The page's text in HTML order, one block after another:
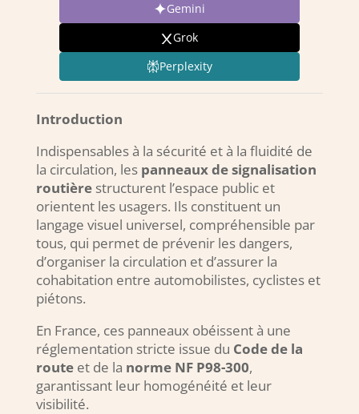
Gemini
Grok
Perplexity
Introduction
Indispensables à la sécurité et à la fluidité de
la circulation, les panneaux de signalisation
routièrestructurent l’espace public et
orientent les usagers. Ils constituent un
langage visuel universel, compréhensible par
tous, qui permet de prévenir les dangers,
d’organiser la circulation et d’assurer la
cohabitation entre automobilistes, cyclistes et
piétons.
En France, ces panneaux obéissent à une
réglementation stricte issue du Code de la
routeet de la norme NF P98-300,
garantissant leur homogénéité et leur
visibilité.